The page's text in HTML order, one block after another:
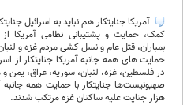
آمریکا جنایتکار هم نباید به اسرائیل
کمک، حمایت و پشتیبانی نظامی آمریکا
بمباران، قتل عام و نسل کشی مردم غزه و
در فلسطین، غزه، لنبان، سوریه، عراق، یمن
هزار جنایت علیه ساکنان غزه مرتکب شدند.